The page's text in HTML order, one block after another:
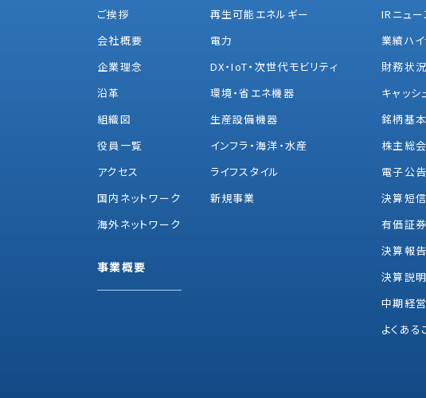
ご挨拶
会社概要
企業理念
沿革
組織図
役員一覧
アクセス
国内ネットワーク
海外ネットワーク
事業概要
再生可能エネルギー
電力
DX・IoT・次世代モビリティ
環境・省エネ機器
生産設備機器
インフラ・海洋・水産
ライフスタイル
新規事業
IRニュ
業績ハイ
財務状況
キャッシ
銘柄基
株主総会
電子公告
決算短信
有価証
決算報
決算説
中期経
よくある